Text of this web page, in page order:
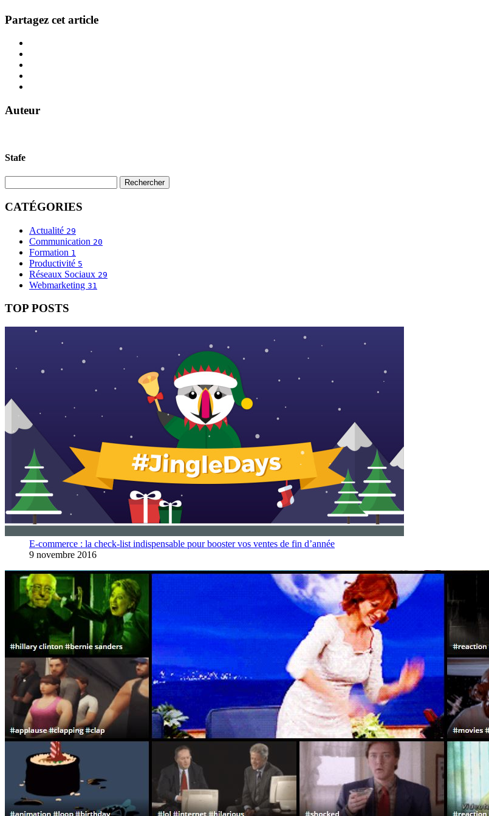
Partagez cet article
Auteur
Stafe
CATÉGORIES
Actualité 29
Communication 20
Formation 1
Productivité 5
Réseaux Sociaux 29
Webmarketing 31
TOP POSTS
E-commerce : la check-list indispensable pour booster vos ventes de fin d’année
9 novembre 2016